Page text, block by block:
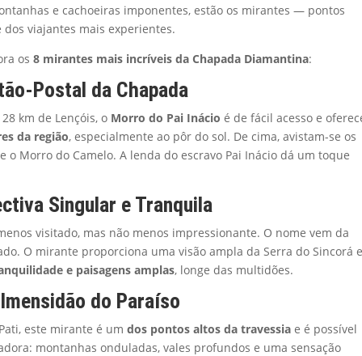
e cachoeiras imponentes, estão os mirantes — pontos
viajantes mais experientes.
os8 mirantes mais incríveis da Chapada Diamantina:
Postal da Chapada
km de Lençóis, o Morro do Pai Inácio é de fácil acesso e
da região, especialmente ao pôr do sol. De cima, avistam-se os
o Morro do Camelo. A lenda do escravo Pai Inácio dá um toque
Singular e Tranquila
visitado, mas não menos impressionante. O nome vem da
O mirante proporciona uma visão ampla da Serra do Sincorá
e paisagens amplas, longe das multidões.
do Paraíso
este mirante é umdos pontos altos da travessiae é possível
montanhas onduladas, vales profundos e uma sensação